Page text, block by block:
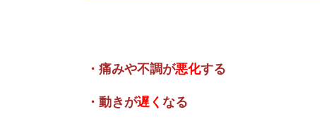
・痛みや不調が悪化する
・動きが遅く なる